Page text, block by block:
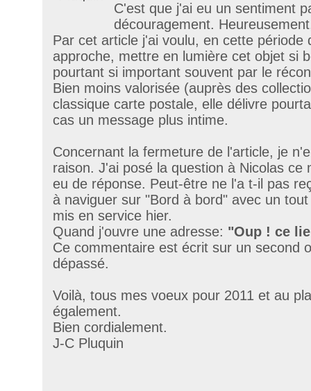
C'est que j'ai eu un sentiment
découragement.
Par cet article j'ai voulu, en cette
approche, mettre en lumière cet objet si
pourtant si important souvent par le
Bien moins valorisée (auprès des
classique carte postale, elle délivre
cas un message plus intime.
Concernant la fermeture de l'article, je
raison. J'ai posé la question à Nicolas ce
eu de réponse. Peut-être ne l'a t-il pas
à naviguer sur "Bord à bord" avec un
mis en service hier.
Quand j'ouvre une adresse: "Oup ! ce
Ce commentaire est écrit sur un second
dépassé.
Voilà, tous mes voeux pour 2011 et au
également.
Bien cordialement.
J-C Pluquin